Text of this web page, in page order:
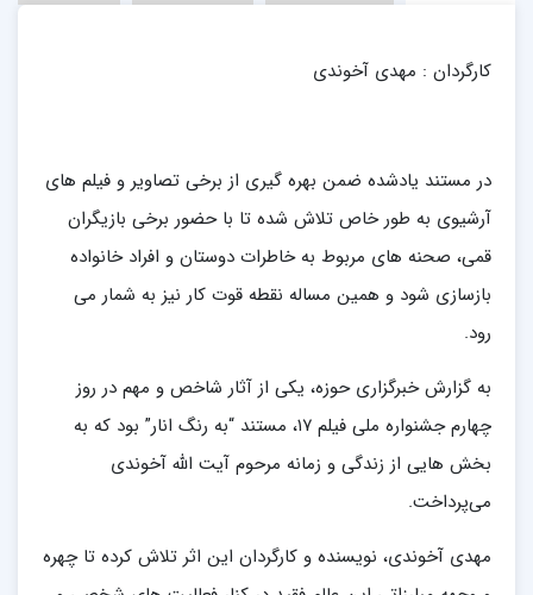
کارگردان : مهدی آخوندی
در مستند یادشده ضمن بهره گیری از برخی تصاویر و فیلم های
آرشیوی به طور خاص تلاش شده تا با حضور برخی بازیگران
قمی، صحنه های مربوط به خاطرات دوستان و افراد خانواده
بازسازی شود و همین مساله نقطه قوت کار نیز به شمار می
رود.
به گزارش خبرگزاری حوزه، یکی از آثار شاخص و مهم در روز
چهارم جشنواره ملی فیلم ۱۷، مستند “به رنگ انار” بود که به
بخش هایی از زندگی و زمانه مرحوم آیت الله آخوندی
می‌پرداخت.
مهدی آخوندی، نویسنده و کارگردان این اثر تلاش کرده تا چهره